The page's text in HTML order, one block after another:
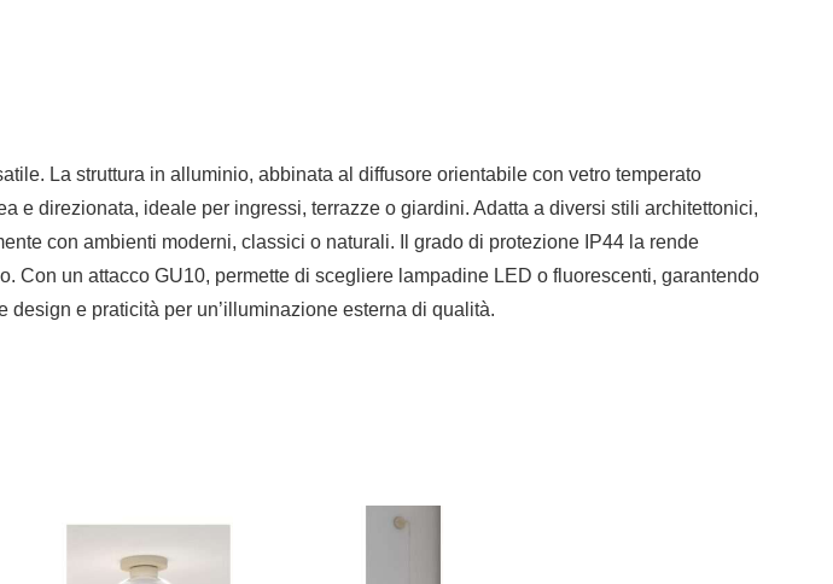
La struttura in alluminio, abbinata al diffusore orientabile con vetro temperato
e direzionata, ideale per ingressi, terrazze o giardini. Adatta a diversi stili architettonici,
con ambienti moderni, classici o naturali. Il grado di protezione IP44 la rende
Con un attacco GU10, permette di scegliere lampadine LED o fluorescenti, garantendo
e praticità per un’illuminazione esterna di qualità.